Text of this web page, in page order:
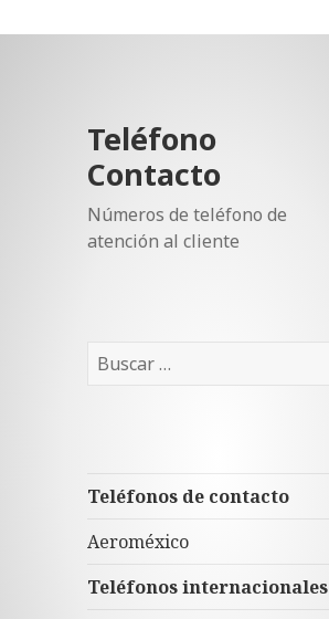
Teléfono
Contacto
Números de teléfono de
atención al cliente
Buscar:
Teléfonos de contacto
Aeroméxico
Teléfonos internacionales